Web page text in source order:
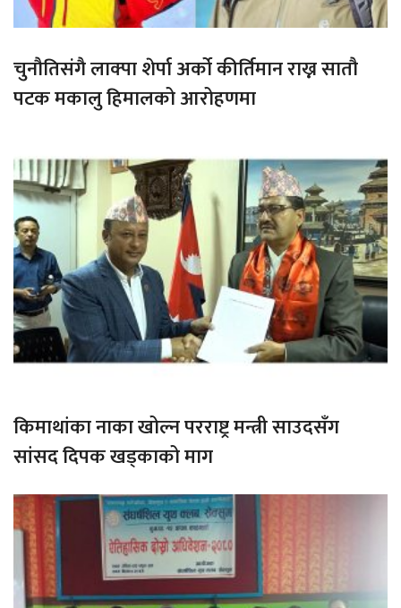
चुनौतिसंगै लाक्पा शेर्पा अर्को कीर्तिमान राख्न सातौ
पटक मकालु हिमालको आरोहणमा
किमाथांका नाका खोल्न परराष्ट्र मन्त्री साउदसँग
सांसद दिपक खड्काको माग